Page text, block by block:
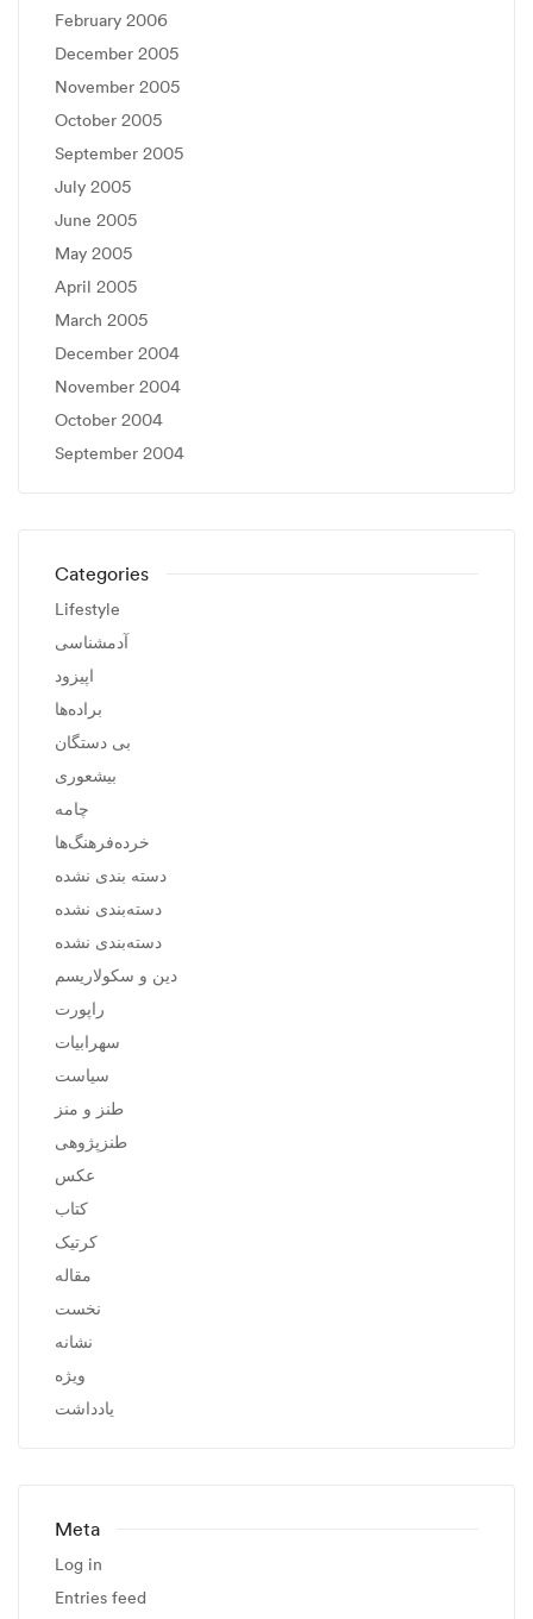
February 2006
December 2005
November 2005
October 2005
September 2005
July 2005
June 2005
May 2005
April 2005
March 2005
December 2004
November 2004
October 2004
September 2004
Categories
Lifestyle
آدمشناسی
اپیزود
براده‌ها
بی دستگان
بیشعوری
چامه
خرده‌فرهنگ‌ها
دسته بندی نشده
دسته‌بندی نشده
دسته‌بندی نشده
دین و سکولاریسم
راپورت
سهرابیات
سیاست
طنز و منز
طنزپژوهی
عکس
کتاب
کرتیک
مقاله
نخست
نشانه
ویژه
یادداشت
Meta
Log in
Entries feed